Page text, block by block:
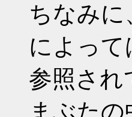
ちなみ
によって
参照され
まぶたの